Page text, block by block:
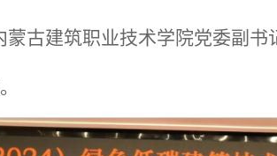
古建筑职业技术学院党委副